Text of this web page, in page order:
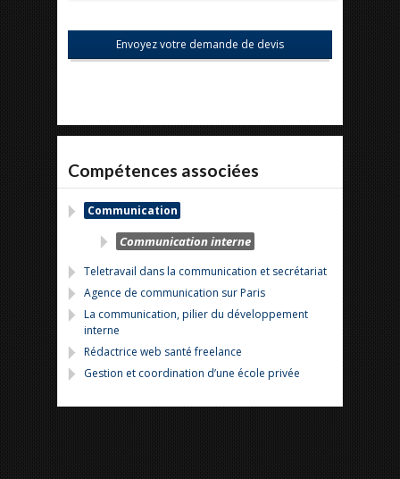
Compétences associées
Communication
Communication interne
Teletravail dans la communication et secrétariat
Agence de communication sur Paris
La communication, pilier du développement
interne
Rédactrice web santé freelance
Gestion et coordination d’une école privée